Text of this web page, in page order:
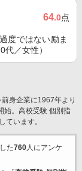
64.0点
度ではない励ま
／女性）
身企業に1967年より
始。高校受験 個別指
ています。
た760人にアンケ